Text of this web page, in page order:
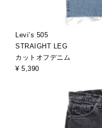
Levi’s 505
STRAIGHT LEG
カットオフデニム
¥ 5,390